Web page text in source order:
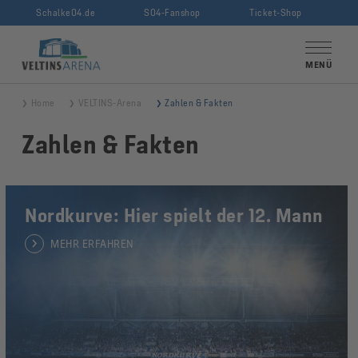
Schalke04.de S04-Fanshop Ticket-Shop
VELTINS-Arena MENÜ
Home VELTINS-Arena Zahlen & Fakten
Zahlen & Fakten
Nordkurve: Hier spielt der 12. Mann
MEHR ERFAHREN
Nordkurve:
Hier
spielt